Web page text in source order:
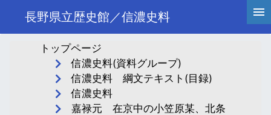
長野県立歴史館／信濃史料
トップページ
信濃史料(資料グループ)
信濃史料 綱文テキスト(目録)
信濃史料
嘉禄元 在京中の小笠原某、北条